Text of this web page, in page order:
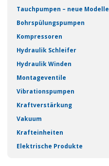
Tauchpumpen – neue Modelle
Bohrspülungspumpen
Kompressoren
Hydraulik Schleifer
Hydraulik Winden
Montageventile
Vibrationspumpen
Kraftverstärkung
Vakuum
Krafteinheiten
Elektrische Produkte